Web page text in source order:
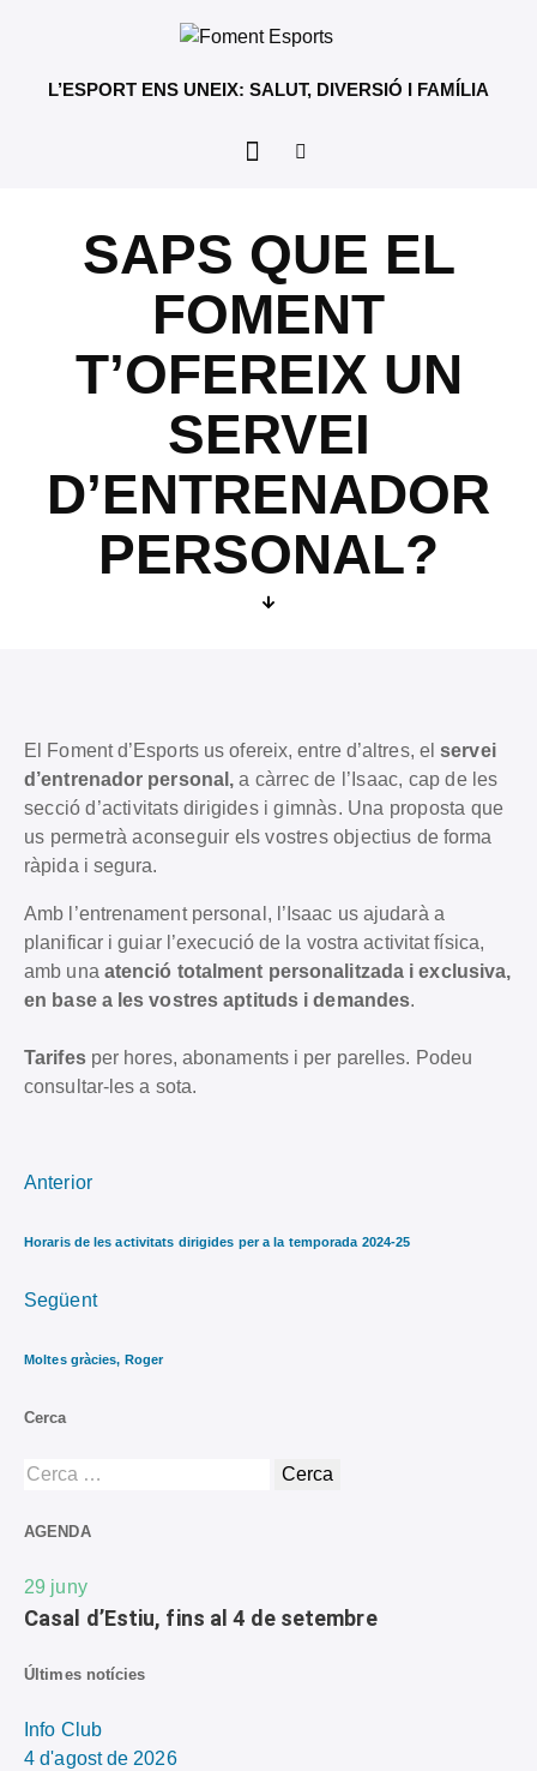
L’ESPORT ENS UNEIX: SALUT, DIVERSIÓ I FAMÍLIA
SAPS QUE EL
FOMENT
T’OFEREIX UN
SERVEI
D’ENTRENADOR
PERSONAL?
El Foment d’Esports us ofereix, entre d’altres, el servei
d’entrenador personal, a càrrec de l’Isaac, cap de les
secció d’activitats dirigides i gimnàs. Una proposta que
us permetrà aconseguir els vostres objectius de forma
ràpida i segura.
Amb l’entrenament personal, l’Isaac us ajudarà a
planificar i guiar l’execució de la vostra activitat física,
amb una atenció totalment personalitzada i exclusiva,
en base a les vostres aptituds i demandes.
Tarifesper hores, abonaments i per parelles. Podeu
consultar-les a sota.
Anterior
Horaris de les activitats dirigides per a la temporada 2024-25
Següent
Moltes gràcies, Roger
Cerca
AGENDA
29 juny
Casal d’Estiu, fins al 4 de setembre
Últimes notícies
Info Club
4 d'agost de 2026